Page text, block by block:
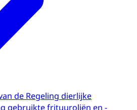
de Regeling dierlijke
gebruikte frituuroliën en -